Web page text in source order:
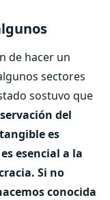
de hacer un
sectores
sostuvo que
del
es
esencial a la
Si no
conocida